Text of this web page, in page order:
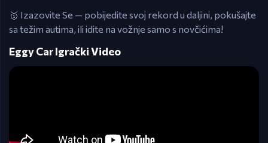
🥇 Izazovite Se — pobijedite svoj rekord u daljini, pokušajte
sa težim autima, ili idite na vožnje samo s novčićima!
Eggy Car Igrački Video